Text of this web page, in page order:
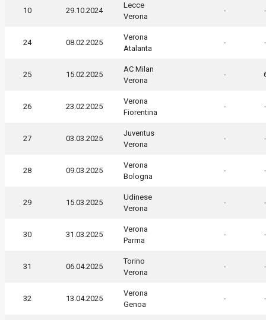
10 29.10.2024
Lecce
Verona
-
24 08.02.2025
Verona
Atalanta
-
25 15.02.2025
AC Milan
Verona
-
26 23.02.2025
Verona
Fiorentina
-
27 03.03.2025
Juventus
Verona
-
28 09.03.2025
Verona
Bologna
-
29 15.03.2025
Udinese
Verona
-
30 31.03.2025
Verona
Parma
-
31 06.04.2025
Torino
Verona
-
32 13.04.2025
Verona
Genoa
-